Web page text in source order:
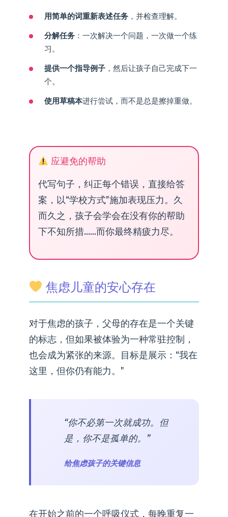
用简单的词重新表述任务，并检查理解。
分解任务：一次解决一个问题，一次做一个练
习。
提供一个指导例子，然后让孩子自己完成下一
个。
使用草稿本进行尝试，而不是总是擦掉重做。
应避免的帮助
代写句子，纠正每个错误，直接给答
案，以“学校方式”施加表现压力。久
而久之，孩子会学会在没有你的帮助
下不知所措……而你最终精疲力尽。
焦虑儿童的安心存在
对于焦虑的孩子，父母的存在是一个关键
的标志，但如果被体验为一种常驻控制，
也会成为紧张的来源。目标是展示：“我在
这里，但你仍有能力。”
“你不必第一次就成功。但
是，你不是孤单的。”
给焦虑孩子的关键信息
在开始之前的一个呼吸仪式，每晚重复一